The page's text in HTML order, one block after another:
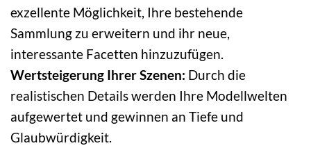
exzellente Möglichkeit, Ihre bestehende
Sammlung zu erweitern und ihr neue,
interessante Facetten hinzuzufügen.
Wertsteigerung Ihrer Szenen: Durch die
realistischen Details werden Ihre Modellwelten
aufgewertet und gewinnen an Tiefe und
Glaubwürdigkeit.